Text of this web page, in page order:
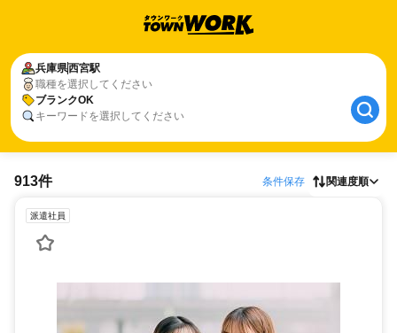
兵庫県西宮駅
職種を選択してください
ブランクOK
キーワードを選択してください
913件 条件保存 関連度順
派遣社員